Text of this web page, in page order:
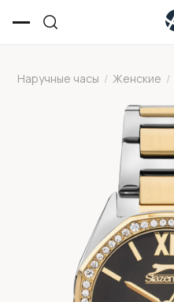
Наручные часы / Женские /